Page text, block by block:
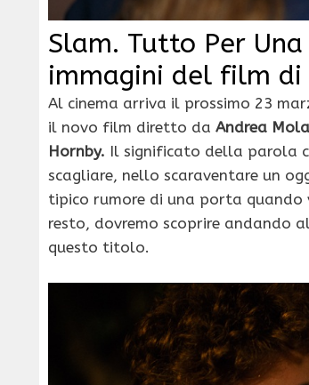
Slam. Tutto Per
immagini del film
Al cinema arriva il prossimo 23
il novo film diretto da Andrea
Hornby. Il significato della parola
scagliare, nello scaraventare un
tipico rumore di una porta quando
resto, dovremo scoprire andando
questo titolo.